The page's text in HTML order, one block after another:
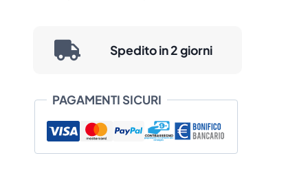
€ 190,31
Spedito in 2 giorni
PAGAMENTI SICURI